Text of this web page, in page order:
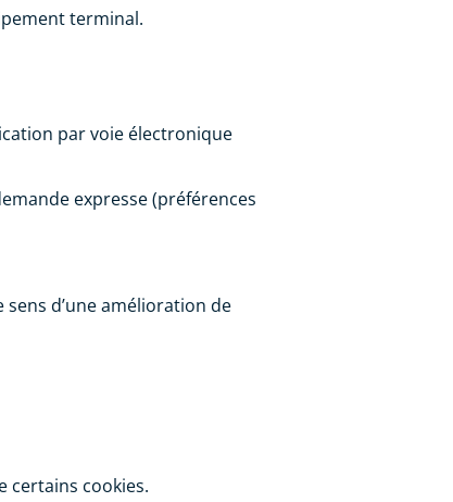
terminal.
par voie électronique
expresse (préférences
d’une amélioration de
certains cookies.